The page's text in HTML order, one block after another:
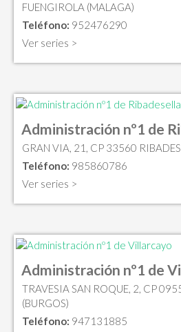
FUENGIROLA (MALAGA)
Teléfono: 952476290
Ver series >
Administración nº1 de
GRAN VIA, 21, CP 33560
Teléfono: 985860786
Ver series >
Administración nº1 de
TRAVESIA SAN ROQUE, 2, CP
(BURGOS)
Teléfono: 947131885